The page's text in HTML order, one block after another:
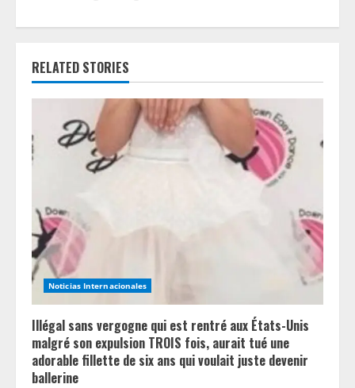
n
u
e
e
d
i
n
g
RELATED STORIES
Noticias Internacionales
Illégal sans vergogne qui est rentré aux États-Unis
malgré son expulsion TROIS fois, aurait tué une
adorable fillette de six ans qui voulait juste devenir
ballerine